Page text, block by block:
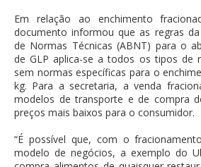
Em relação ao enchimento
documento informou que as regras da
de Normas Técnicas (ABNT) para o
de GLP aplica-se a todos os tipos de
sem normas específicas para o
kg. Para a secretaria, a venda
modelos de transporte e de compra
preços mais baixos para o consumidor.
“É possível que, com o
modelo de negócios, a exemplo do